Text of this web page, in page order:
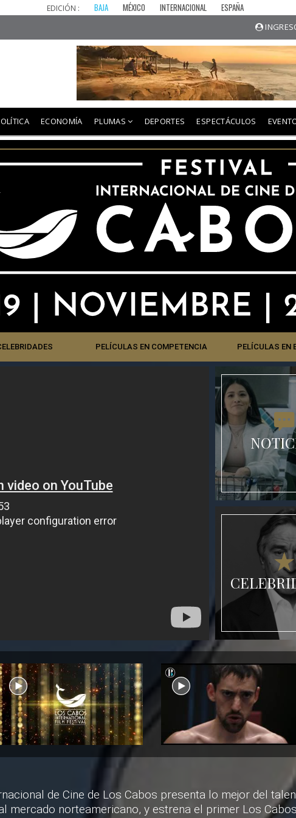
EDICIÓN : BAJA MÉXICO INTERNACIONAL ESPAÑA
ECONOMÍA PLUMAS DEPORTES ESPECTÁCULOS
PELÍCULAS EN COMPETENCIA PELÍCULAS EN
de Cine de Los Cabos presenta lo mejor del
mercado norteamericano, y estrena el primer Los